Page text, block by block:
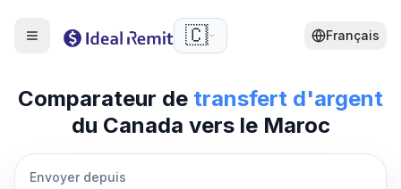
🇨🇦 Français
Comparateur de transfert d'argent
du Canada vers le Maroc
Envoyer depuis